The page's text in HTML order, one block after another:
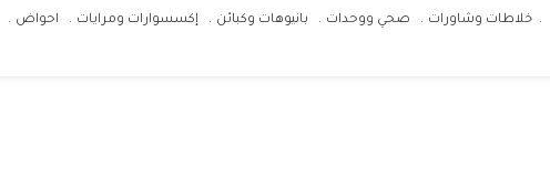
خلاطات وشاورات صحي ووحدات بانيوهات وكبائن إكسسوارات ومرايات احواض